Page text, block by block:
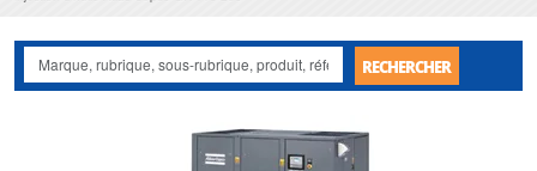
RECHERCHER